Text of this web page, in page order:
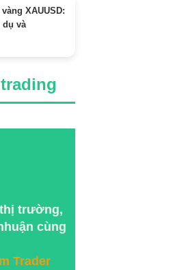
XAUUSD:
dụ và
trường,
cùng
Trader